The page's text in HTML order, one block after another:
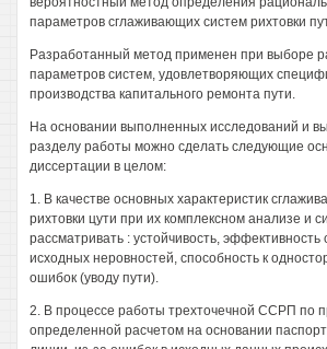
параметров сглаживающих систем рихтовки
Разработанный метод применен при выборе
параметров систем, удовлетворяющих
производства капитального ремонта пути.
На основании выполненных исследований и
разделу работы можно сделать следующие
диссертации в целом:
1. В качестве основных характеристик
рихтовки цути при их комплексном анализе и
рассматривать : устойчивость, эффективность
исходных неровностей, способность к
ошибок (уводу пути).
2. В процессе работы трехточечной ССРП по
определенной расчетом на основании